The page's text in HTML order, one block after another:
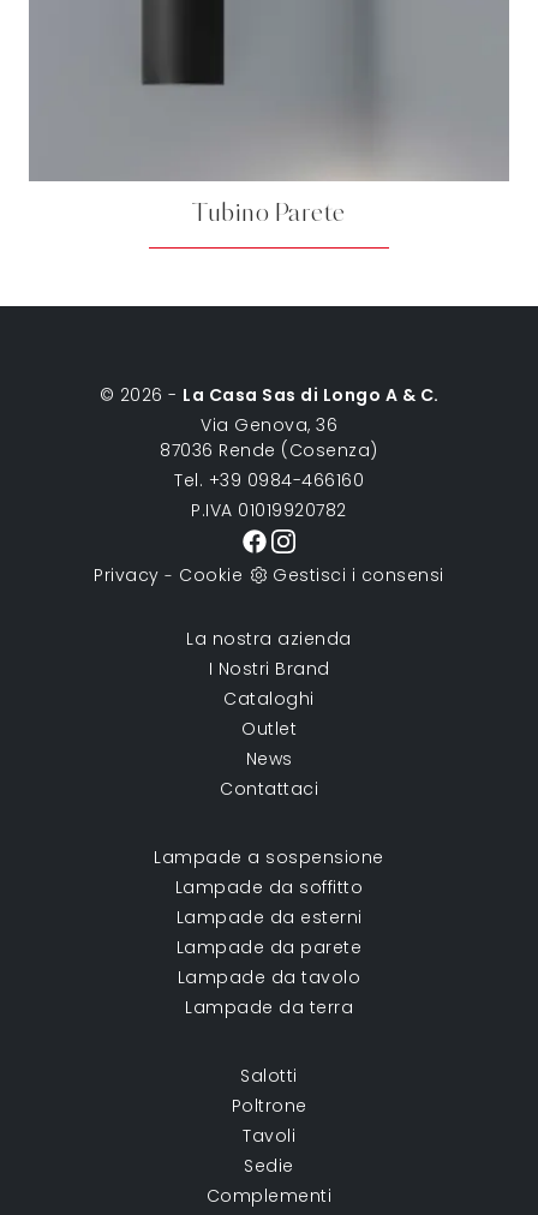
Tubino Parete
© 2026 - La Casa Sas di Longo A & C.
Via Genova, 36
87036 Rende (Cosenza)
Tel. +39 0984-466160
P.IVA 01019920782
Privacy - Cookie Gestisci i consensi
La nostra azienda
I Nostri Brand
Cataloghi
Outlet
News
Contattaci
Lampade a sospensione
Lampade da soffitto
Lampade da esterni
Lampade da parete
Lampade da tavolo
Lampade da terra
Salotti
Poltrone
Tavoli
Sedie
Complementi